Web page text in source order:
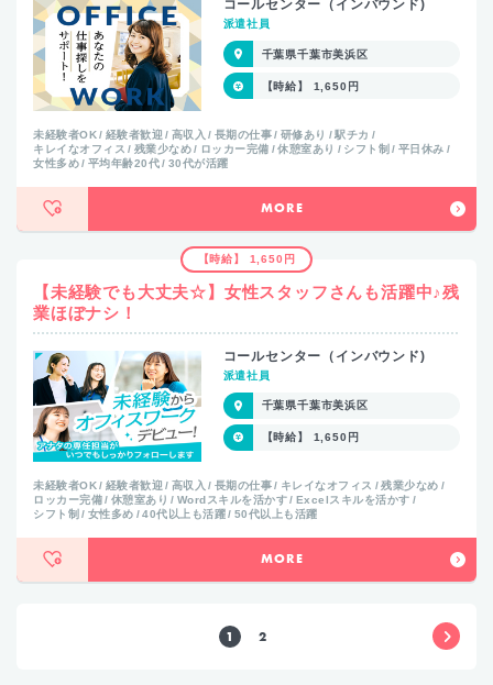
コールセンター（インバウンド)
派遣社員
千葉県千葉市美浜区
【時給】 1,650円
未経験者OK 経験者歓迎 高収入 長期の仕事 研修あり
駅チカ
キレイなオフィス
残業少なめ ロッカー完備 休憩室あり シフト制
平日休み
女性多め
平均年齢20代 30代が活躍
MORE
【時給】 1,650円
【未経験でも大丈夫☆】女性スタッフさんも活躍中♪残
業ほぼナシ！
コールセンター（インバウンド)
派遣社員
千葉県千葉市美浜区
【時給】 1,650円
未経験者OK 経験者歓迎 高収入 長期の仕事 キレイなオフィス
残業少なめ
ロッカー完備
休憩室あり Wordスキルを活かす
Excelスキルを活かす
シフト制
女性多め 40代以上も活躍 50代以上も活躍
MORE
1 2